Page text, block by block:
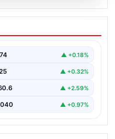
Anlaşması.
yönelik iddialara
▲ +0.18%
▲ +0.32%
▲ +2.59%
▲ +0.97%